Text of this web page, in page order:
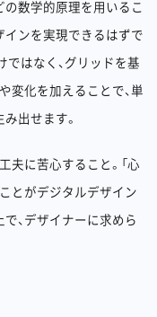
の数学的原理を用いるこ
インを実現できるはずで
ではなく、グリッドを基
変化を加えることで、単
出せます。
夫に苦心すること。「心
とがデジタルデザイン
、デザイナーに求めら